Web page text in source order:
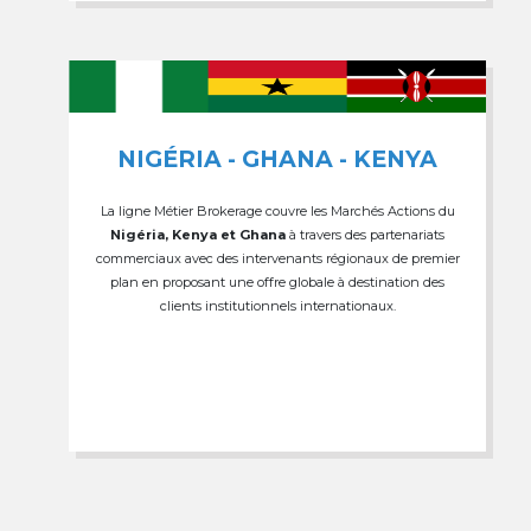
NIGÉRIA - GHANA - KENYA
La ligne Métier Brokerage couvre les Marchés Actions du
Nigéria, Kenya et Ghana à travers des partenariats
commerciaux avec des intervenants régionaux de premier
plan en proposant une offre globale à destination des
clients institutionnels internationaux.